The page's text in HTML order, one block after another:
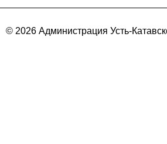
© 2026 Администрация Усть-